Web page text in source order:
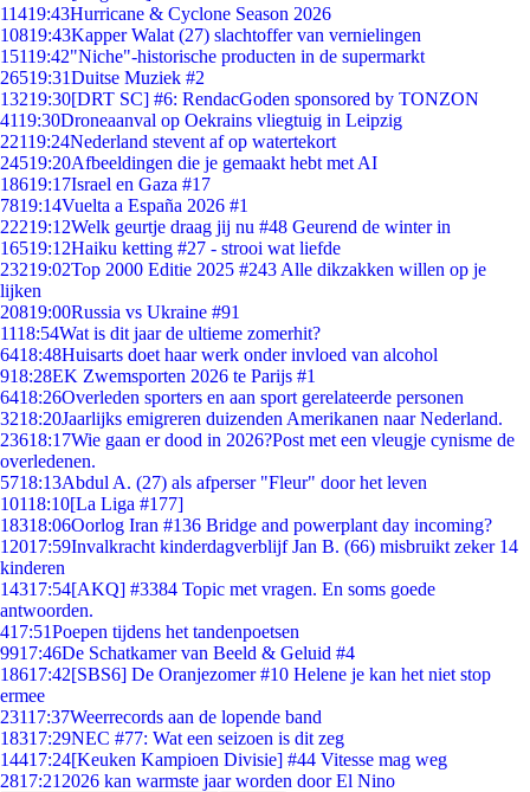
11419:43Hurricane & Cyclone Season 2026
10819:43Kapper Walat (27) slachtoffer van vernielingen
15119:42"Niche"-historische producten in de supermarkt
26519:31Duitse Muziek #2
13219:30[DRT SC] #6: RendacGoden sponsored by TONZON
4119:30Droneaanval op Oekrains vliegtuig in Leipzig
22119:24Nederland stevent af op watertekort
24519:20Afbeeldingen die je gemaakt hebt met AI
18619:17Israel en Gaza #17
7819:14Vuelta a España 2026 #1
22219:12Welk geurtje draag jij nu #48 Geurend de winter in
16519:12Haiku ketting #27 - strooi wat liefde
23219:02Top 2000 Editie 2025 #243 Alle dikzakken willen op je
lijken
20819:00Russia vs Ukraine #91
1118:54Wat is dit jaar de ultieme zomerhit?
6418:48Huisarts doet haar werk onder invloed van alcohol
918:28EK Zwemsporten 2026 te Parijs #1
6418:26Overleden sporters en aan sport gerelateerde personen
3218:20Jaarlijks emigreren duizenden Amerikanen naar Nederland.
23618:17Wie gaan er dood in 2026?Post met een vleugje cynisme de
overledenen.
5718:13Abdul A. (27) als afperser "Fleur" door het leven
10118:10[La Liga #177]
18318:06Oorlog Iran #136 Bridge and powerplant day incoming?
12017:59Invalkracht kinderdagverblijf Jan B. (66) misbruikt zeker 14
kinderen
14317:54[AKQ] #3384 Topic met vragen. En soms goede
antwoorden.
417:51Poepen tijdens het tandenpoetsen
9917:46De Schatkamer van Beeld & Geluid #4
18617:42[SBS6] De Oranjezomer #10 Helene je kan het niet stop
ermee
23117:37Weerrecords aan de lopende band
18317:29NEC #77: Wat een seizoen is dit zeg
14417:24[Keuken Kampioen Divisie] #44 Vitesse mag weg
2817:21 2026 kan warmste jaar worden door El Nino